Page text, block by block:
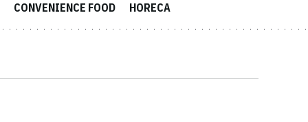
CONVENIENCE FOOD HORECA